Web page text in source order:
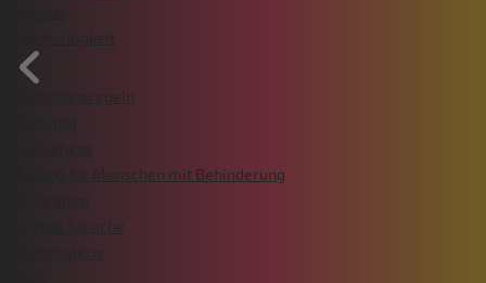
Nachhaltigkeit
Verhaltensregeln
Zugang für Menschen mit Behinderung
Leichte Sprache
Bildergalerie